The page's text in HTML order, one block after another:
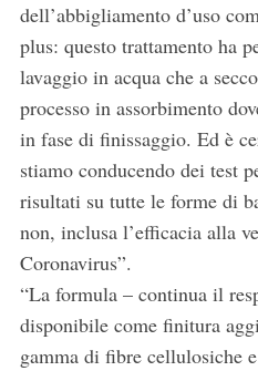
dell’abbigliamento d’uso
plus: questo trattamento ha
lavaggio in acqua che a
processo in assorbimento
in fase di finissaggio. Ed è
stiamo conducendo dei test
risultati su tutte le forme di
non, inclusa l’efficacia alla
Coronavirus”.
“La formula – continua il
disponibile come finitura
gamma di fibre cellulosiche